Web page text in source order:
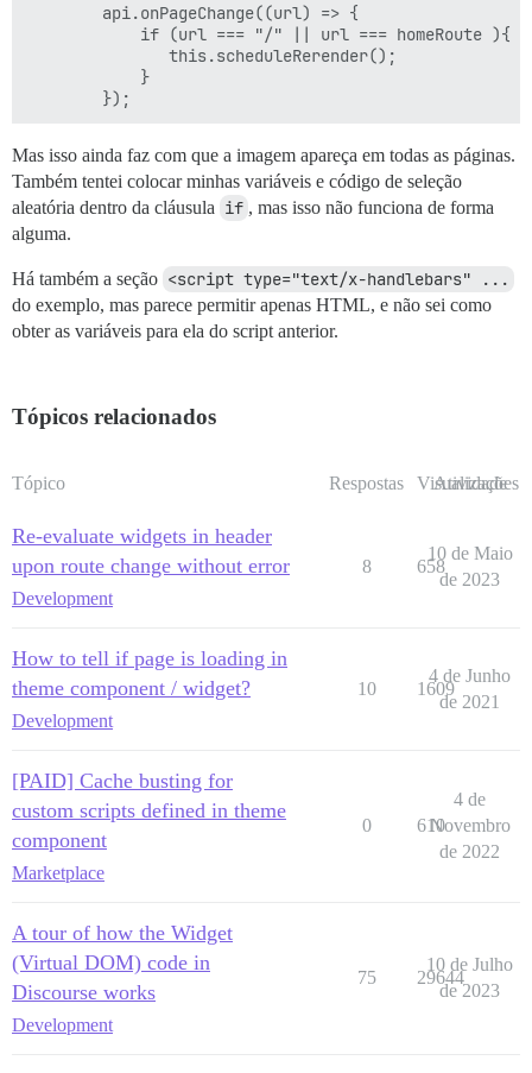
        api.onPageChange((url) => {
            if (url === "/" || url === homeRoute ){
               this.scheduleRerender();
            }
Mas isso ainda faz com que a imagem apareça em todas as páginas.
Também tentei colocar minhas variáveis e código de seleção
aleatória dentro da cláusula if , mas isso não funciona de forma
alguma.
Há também a seção <script type="text/x-handlebars" ...
do exemplo, mas parece permitir apenas HTML, e não sei como
obter as variáveis para ela do script anterior.
Tópicos relacionados
Tópico Respostas Visualizações
Atividade
Re-evaluate widgets in header
upon route change without error
Development
8 658
10 de Maio
de 2023
How to tell if page is loading in
theme component / widget?
Development
10 1609
4 de Junho
de 2021
[PAID] Cache busting for
custom scripts defined in theme
component
Marketplace
0 610
4 de
Novembro
de 2022
A tour of how the Widget
(Virtual DOM) code in
Discourse works
Development
75 29644
10 de Julho
de 2023